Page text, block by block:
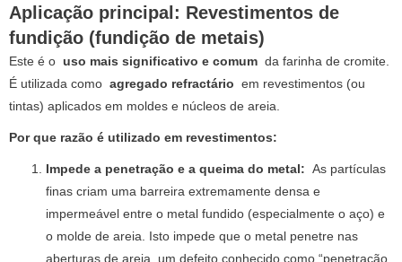
Aplicação principal: Revestimentos de
fundição (fundição de metais)
Este é o uso mais significativo e comum da farinha de cromite.
É utilizada como agregado refractário em revestimentos (ou
tintas) aplicados em moldes e núcleos de areia.
Por que razão é utilizado em revestimentos:
Impede a penetração e a queima do metal: As partículas
finas criam uma barreira extremamente densa e
impermeável entre o metal fundido (especialmente o aço) e
o molde de areia. Isto impede que o metal penetre nas
aberturas de areia, um defeito conhecido como “penetração